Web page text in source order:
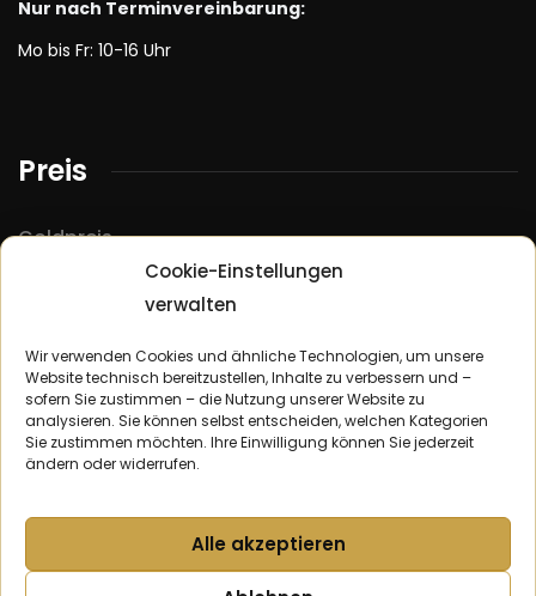
Cookie-Einstellungen
verwalten
Wir verwenden Cookies und ähnliche Technologien, um unsere
Website technisch bereitzustellen, Inhalte zu verbessern und –
sofern Sie zustimmen – die Nutzung unserer Website zu
analysieren. Sie können selbst entscheiden, welchen Kategorien
Sie zustimmen möchten. Ihre Einwilligung können Sie jederzeit
ändern oder widerrufen.
Alle akzeptieren
Nur nach Terminvereinbarung:
Mo bis Fr: 10-16 Uhr
Preis
Goldpreis
Palladiumpreis
Ankauf
Silberankauf Berlin
Platinankauf Berlin